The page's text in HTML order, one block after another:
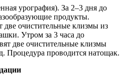
урография). За 2–3 дня до
продукты.
две очистительные клизмы из
Утром за 3 часа до
две очистительные клизмы
Процедура проводится натощак.